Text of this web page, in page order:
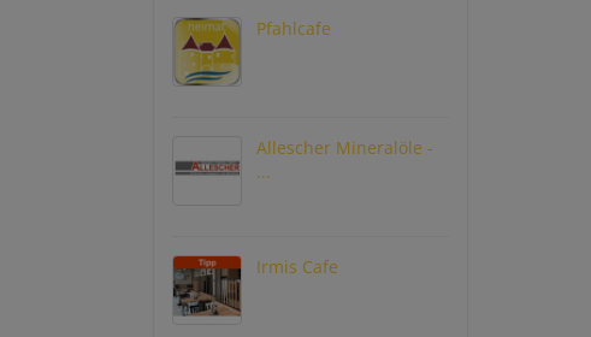
Pfahlcafe
Allescher Mineralöle -
...
Irmis Cafe